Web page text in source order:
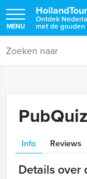
Ontdek
met de gouden
MENU
Info Reviews
Details over